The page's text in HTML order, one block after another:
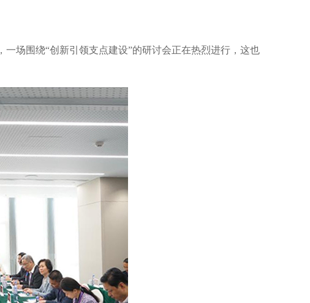
场围绕“创新引领支点建设”的研讨会正在热烈进行，这也